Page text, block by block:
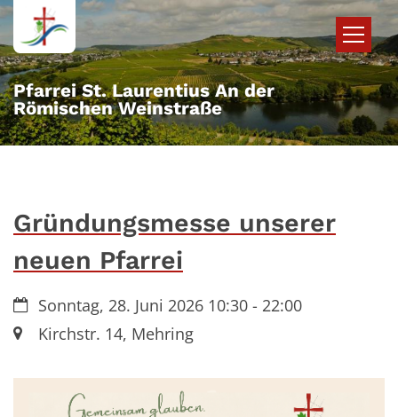
Zum Inhalt springen
Pfarrei St. Laurentius An der
Römischen Weinstraße
Gründungsmesse unserer
neuen Pfarrei
Datum:Sonntag, 28. Juni 2026 10:30 - 22:00
Ort:Kirchstr. 14, Mehring